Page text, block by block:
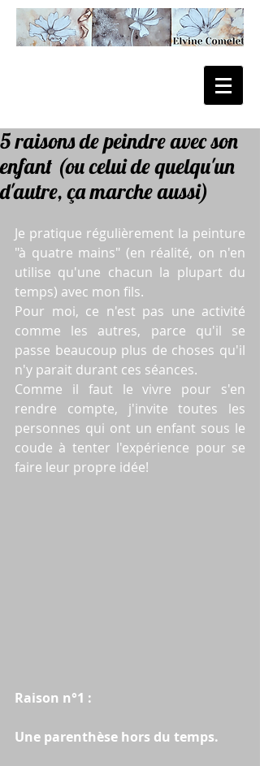
5 raisons de peindre avec son
enfant (ou celui de quelqu'un
d'autre, ça marche aussi)
Je pratique régulièrement la peinture
"à quatre mains" (en réalité, on n'en
utilise qu'une chacun la plupart du
temps) avec mon fils.
Pour moi, ce n'est pas une activité
comme les autres, parce qu'il se
passe beaucoup plus de choses qu'il
n'y parait durant ces séances.
Comme il faut le vivre pour s'en
rendre compte, j'invite toutes les
personnes qui ont un enfant sous le
coude à tenter l'expérience pour se
faire leur propre idée!
Raison n°1 :
Une parenthèse hors du temps.